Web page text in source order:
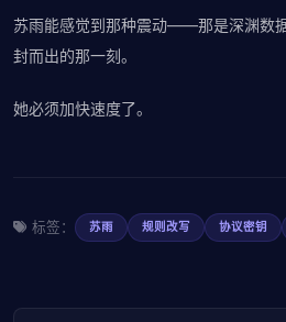
苏雨能感觉到那种震动——那是深渊数
封而出的那一刻。
她必须加快速度了。
标签： 苏雨 规则改写 协议密钥